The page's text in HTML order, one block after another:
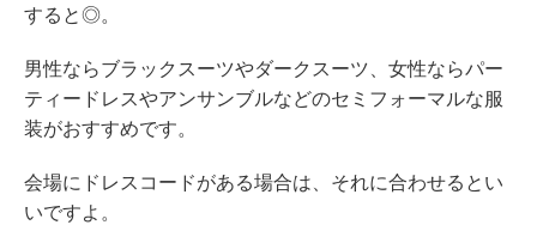
すると◎。
男性ならブラックスーツやダークスーツ、女性ならパー
ティードレスやアンサンブルなどのセミフォーマルな服
装がおすすめです。
会場にドレスコードがある場合は、それに合わせるとい
いですよ。